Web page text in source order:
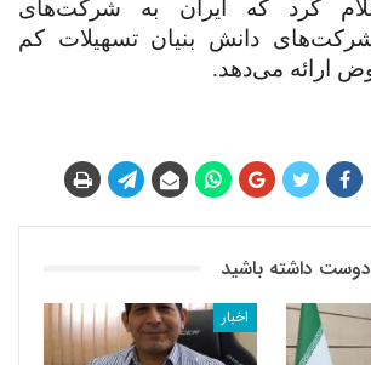
کرد که ایران به شرکت‌های
شرکت‌های دانش بنیان تسهیلات کم
ارائه می‌دهد.
داشته باشید
اخبار